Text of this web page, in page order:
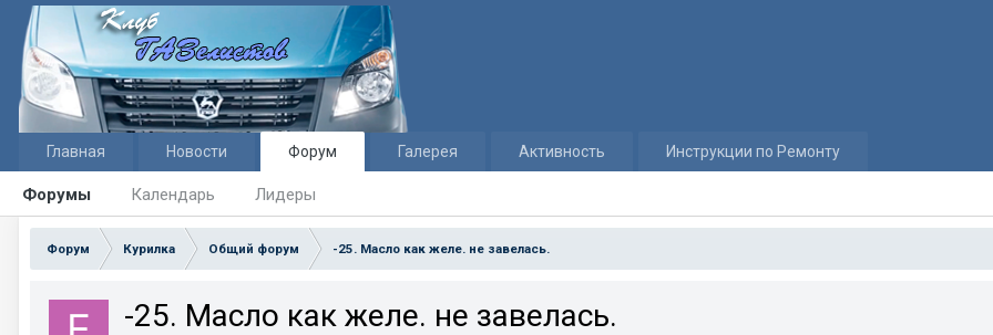
Главная Новости Форум
Форумы Календарь Лидеры
Галерея Активность Инструкции по Ремонту
Форум Курилка Общий форум -25. Масло как желе. не завелась.
-25. Масло как желе. не завелась.